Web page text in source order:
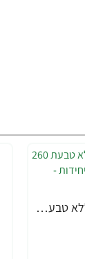
אוונט בקבוק לתינוק ללא טבעת 260 מ"ל ליחידה (1 חודש+) 2 יחידות - מבית Philips Avent